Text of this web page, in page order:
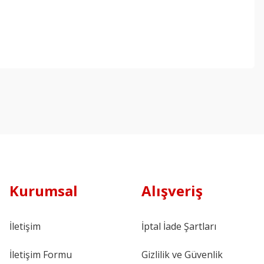
Kurumsal
İletişim
İletişim Formu
Alışveriş
İptal İade Şartları
Gizlilik ve Güvenlik